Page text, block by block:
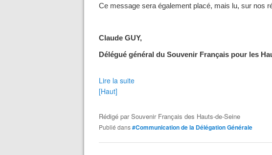
Ce message sera également placé, mais lu, sur nos
Claude GUY,
Délégué général du Souvenir Français pour les
Lire la suite
[Haut]
Rédigé parSouvenir Français des Hauts-de-Seine
Publié dans#Communication de la Délégation Générale